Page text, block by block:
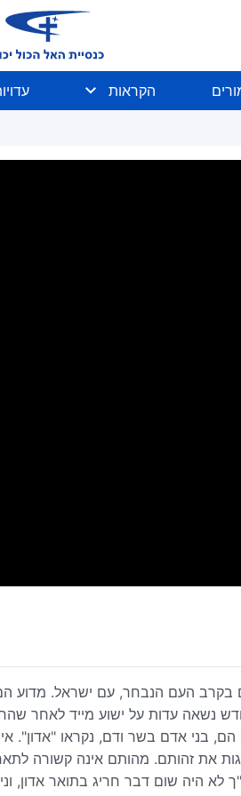
הקראות
בקרב העם הנבחר, עם ישראל. מדוע
נשאה עדות על ישוע מייד לאחר
בני אדם בשר ודם, נקראו "אדון".
את זהותם. מהותם אינה קשורה
לא היה שום דבר חריג בתואר אדון,